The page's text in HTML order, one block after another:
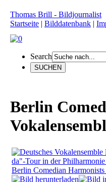
Thomas Brill - Bildjournalist
Startseite | Bilddatenbank |
Search
Berlin
Berlin Comedian